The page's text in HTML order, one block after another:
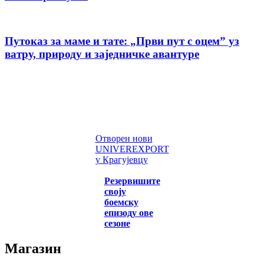
Путоказ за маме и тате: „Први пут с оцемˮ уз
ватру, природу и заједничке авантуре
Отворен нови
UNIVEREXPORT
у Крагујевцу
Резервишите
своју
боемску
епизоду ове
сезоне
Магазин